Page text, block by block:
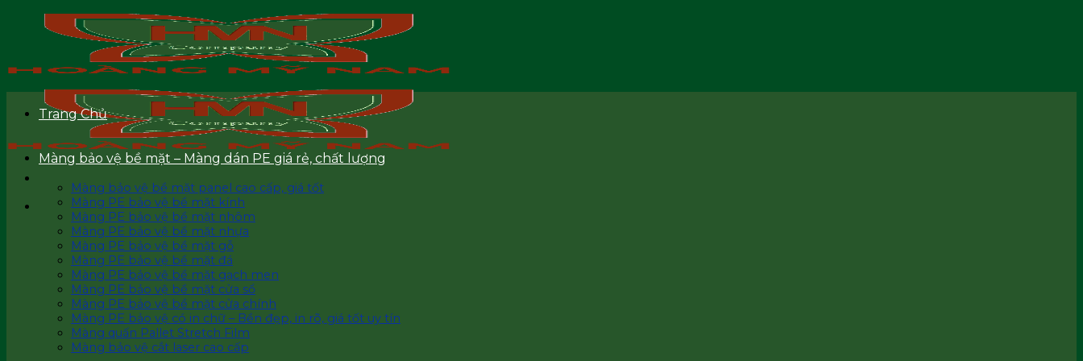
Trang Chủ
Màng bảo vệ bề mặt – Màng dán PE giá rẻ, chất lượng
Màng bảo vệ bề mặt panel cao cấp, giá tốt
Màng PE bảo vệ bề mặt kính
Màng PE bảo vệ bề mặt nhôm
Màng PE bảo vệ bề mặt nhựa
Màng PE bảo vệ bề mặt gỗ
Màng PE bảo vệ bề mặt đá
Màng PE bảo vệ bề mặt gạch men
Màng PE bảo vệ bề mặt cửa sổ
Màng PE bảo vệ bề mặt cửa chính
Màng PE bảo vệ có in chữ – Bền đẹp, in rõ, giá tốt uy tín
Màng quấn Pallet Stretch Film
Màng bảo vệ cắt laser cao cấp